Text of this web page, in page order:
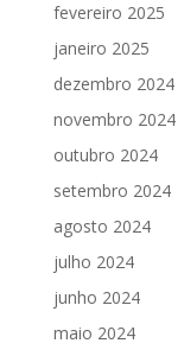
fevereiro 2025
janeiro 2025
dezembro 2024
novembro 2024
outubro 2024
setembro 2024
agosto 2024
julho 2024
junho 2024
maio 2024